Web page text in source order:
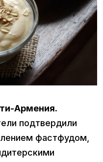
Армения.
подтвердили
фастфудом,